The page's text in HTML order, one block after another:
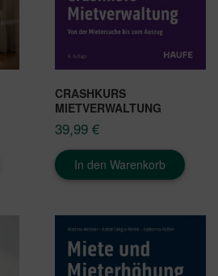
CRASHKURS
MIETVERWALTUNG
39,99 €
In den Warenkorb